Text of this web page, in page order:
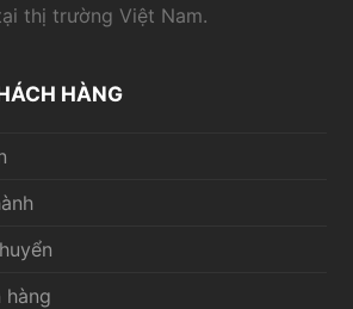
thị trường Việt Nam.
HÀNG
hàng